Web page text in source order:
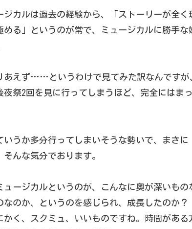
カルは過去の経験から、「ストーリーが全く
る」というのが常で、ミュージカルに勝手な
えず……というわけで見てみた訳なんですが
祭2回を見に行ってしまうほど、完全にはま
うか多分行ってしまいそうな勢いで、まさ
んな気分でおります。
ジカルというのが、こんなに奥が深いもの
なのか、というのを感じられ、成長したのか
く、スクミュ、いいものですね。時間がある